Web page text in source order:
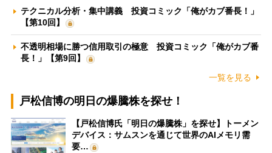
テクニカル分析・集中講義 投資コミック「俺がカブ番長！」
【第10回】
不透明相場に勝つ信用取引の極意 投資コミック「俺がカブ番
長！」【第9回】
一覧を見る
戸松信博の明日の爆騰株を探せ！
【戸松信博氏「明日の爆騰株」を探せ】トーメン
デバイス：サムスンを通じて世界のAIメモリ需
要…